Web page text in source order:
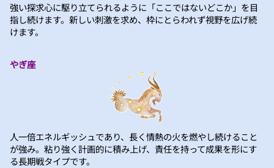
強い探求心に駆り立てられるように「ここではないどこか」を目
指し続けます。新しい刺激を求め、枠にとらわれず視野を広げ続
けます。
やぎ座
人一倍エネルギッシュであり、長く情熱の火を燃やし続けること
が強み。粘り強く計画的に積み上げ、責任を持って成果を形にす
る長期戦タイプです。